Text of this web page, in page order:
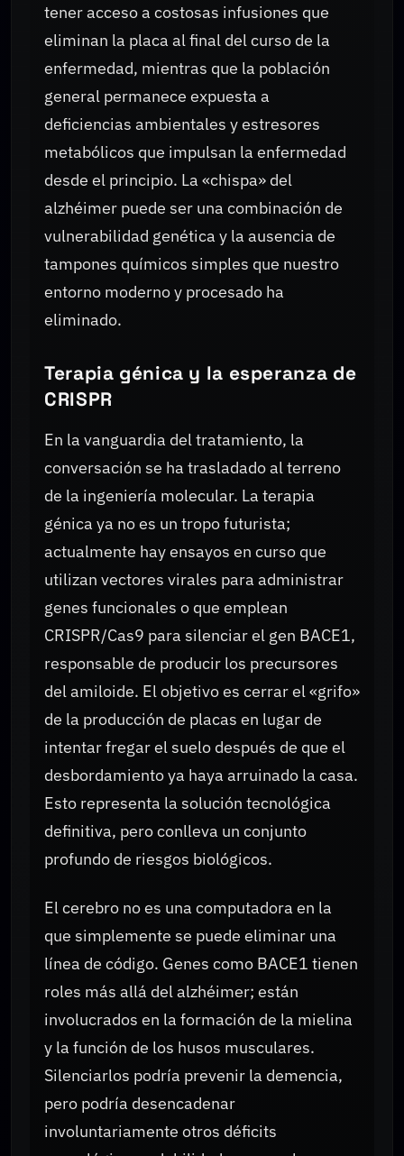
tener acceso a costosas infusiones que
eliminan la placa al final del curso de la
enfermedad, mientras que la población
general permanece expuesta a
deficiencias ambientales y estresores
metabólicos que impulsan la enfermedad
desde el principio. La «chispa» del
alzhéimer puede ser una combinación de
vulnerabilidad genética y la ausencia de
tampones químicos simples que nuestro
entorno moderno y procesado ha
eliminado.
Terapia génica y la esperanza de
CRISPR
En la vanguardia del tratamiento, la
conversación se ha trasladado al terreno
de la ingeniería molecular. La terapia
génica ya no es un tropo futurista;
actualmente hay ensayos en curso que
utilizan vectores virales para administrar
genes funcionales o que emplean
CRISPR/Cas9 para silenciar el gen BACE1,
responsable de producir los precursores
del amiloide. El objetivo es cerrar el «grifo»
de la producción de placas en lugar de
intentar fregar el suelo después de que el
desbordamiento ya haya arruinado la casa.
Esto representa la solución tecnológica
definitiva, pero conlleva un conjunto
profundo de riesgos biológicos.
El cerebro no es una computadora en la
que simplemente se puede eliminar una
línea de código. Genes como BACE1 tienen
roles más allá del alzhéimer; están
involucrados en la formación de la mielina
y la función de los husos musculares.
Silenciarlos podría prevenir la demencia,
pero podría desencadenar
involuntariamente otros déficits